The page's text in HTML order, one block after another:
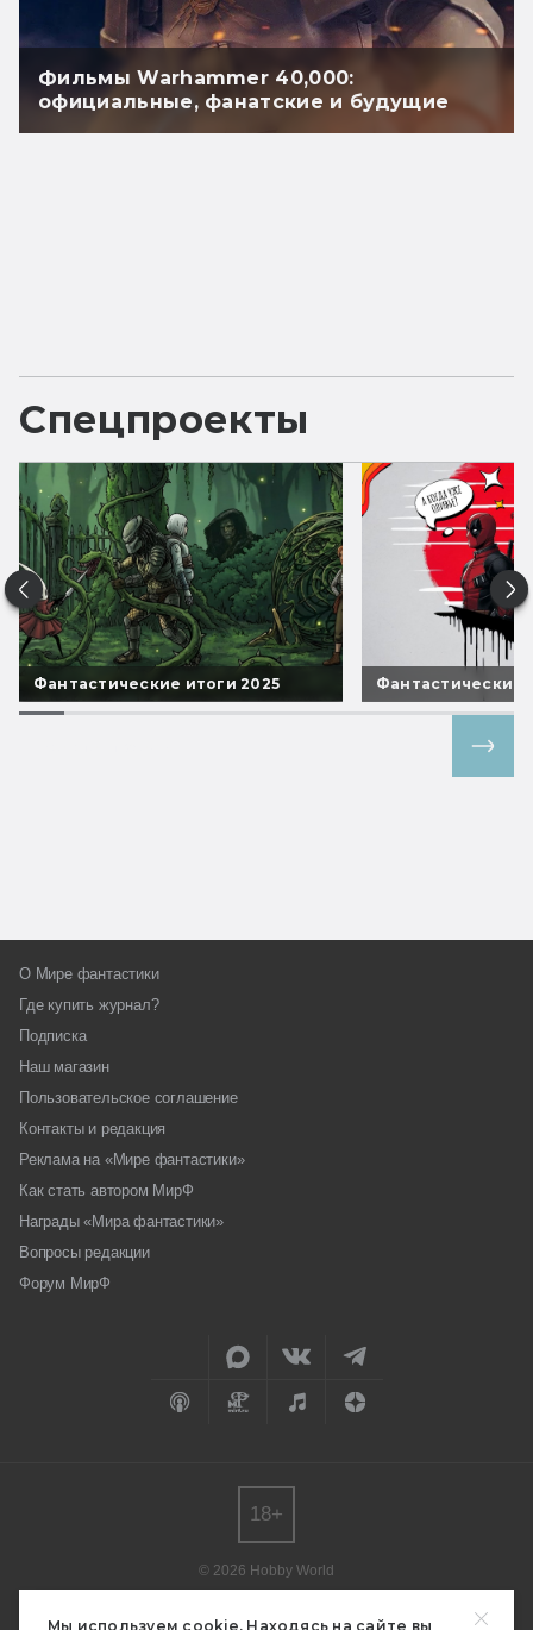
Мы используем cookie. Находясь на сайте вы
Фильмы Warhammer 40,000:
официальные, фанатские и будущие
Спецпроекты
Фантастические итоги 2025 Фантастические
О Мире фантастики
Где купить журнал?
Подписка
Наш магазин
Пользовательское соглашение
Контакты и редакция
Реклама на «Мире фантастики»
Как стать автором МирФ
Награды «Мира фантастики»
Вопросы редакции
Форум МирФ
© 2026 Hobby World
редакции.
18+